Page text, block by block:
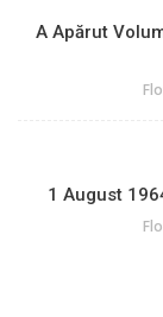
A Apărut
1 August